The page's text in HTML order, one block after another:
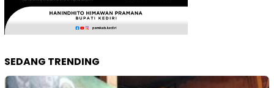
SEDANG TRENDING